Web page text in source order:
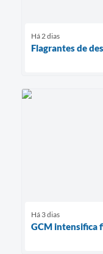
Há 2 dias
Flagrantes de
Há 3 dias
GCM intensifica